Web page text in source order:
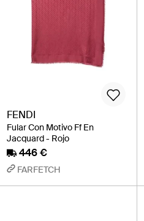
FENDI
Fular Con Motivo Ff En
Jacquard - Rojo
446 €
FARFETCH